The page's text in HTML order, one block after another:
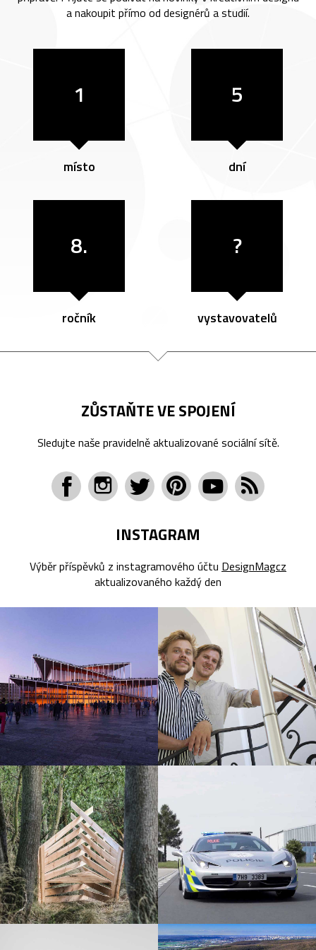
a nakoupit přímo od designérů a studií.
1
místo
5
dní
8.
ročník
?
vystavovatelů
ZŮSTAŇTE VE SPOJENÍ
Sledujte naše pravidelně aktualizované sociální sítě.
INSTAGRAM
Výběr příspěvků z instagramového účtu DesignMagcz
aktualizovaného každý den